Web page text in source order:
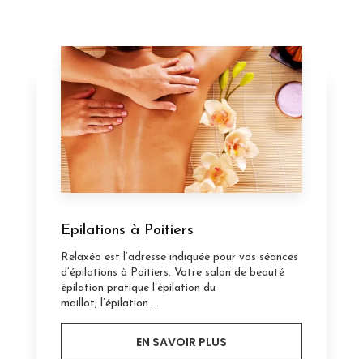
Epilations à Poitiers
Relaxéo est l’adresse indiquée pour vos séances
d’épilations à Poitiers. Votre salon de beauté
épilation pratique l’épilation du
maillot, l’épilation ...
EN SAVOIR PLUS